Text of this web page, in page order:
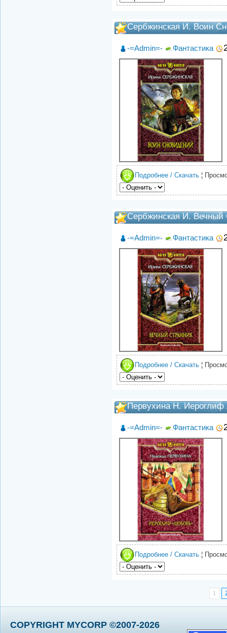
Сербжинская И. Воин
-=Admin=- Фантастика
Подробнее / Скачать ¦
Сербжинская И. Вечный
-=Admin=- Фантастика
Подробнее / Скачать ¦
Первухина Н.
-=Admin=- Фантастика
Подробнее / Скачать ¦
1
COPYRIGHT MYCORP ©2007-2026